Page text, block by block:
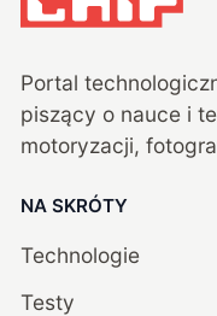
Portal
piszący o nauce i
motoryzacji,
NA SKRÓTY
Technologie
Testy